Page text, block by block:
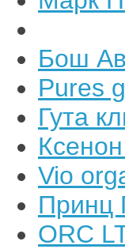
Бош
Pures
Гута
Vio
Принц
ORC